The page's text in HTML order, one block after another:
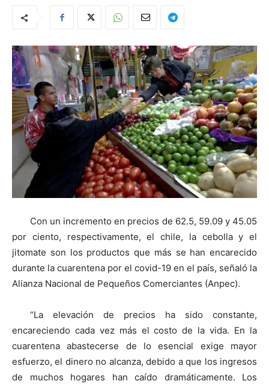
Con un incremento en precios de 62.5, 59.09 y 45.05
por ciento, respectivamente, el chile, la cebolla y el
jitomate son los productos que más se han encarecido
durante la cuarentena por el covid-19 en el país, señaló la
Alianza Nacional de Pequeños Comerciantes (Anpec).
“La elevación de precios ha sido constante,
encareciendo cada vez más el costo de la vida. En la
cuarentena abastecerse de lo esencial exige mayor
esfuerzo, el dinero no alcanza, debido a que los ingresos
de muchos hogares han caído dramáticamente. Los